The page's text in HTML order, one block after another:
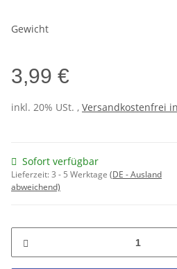
Gewicht
3,99 €
inkl. 20% USt. , Versandkostenfrei
Sofort verfügbar
Lieferzeit:3 - 5 Werktage (DE - Ausland
abweichend)